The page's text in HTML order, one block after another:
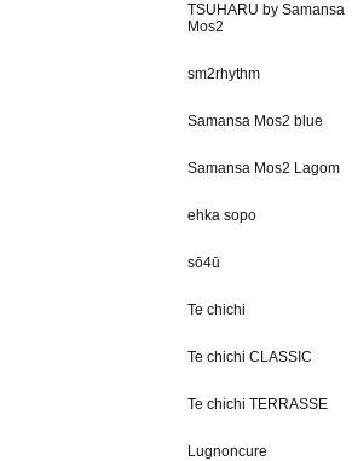
TSUHARU by Samansa
Mos2
sm2rhythm
Samansa Mos2 blue
Samansa Mos2 Lagom
ehka sopo
sō4ū
Te chichi
Te chichi CLASSIC
Te chichi TERRASSE
Lugnoncure